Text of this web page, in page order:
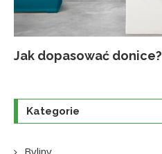
Jak dopasować donice?
Kategorie
Byliny